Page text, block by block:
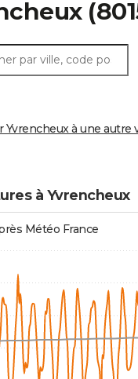
à une autre
à Yvrencheux
Météo France